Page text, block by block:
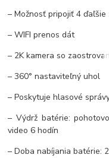
– Možnosť pripojiť 4 ďaľšie
– WIFI prenos dát
– 2K kamera so
– 360° nastaviteľný uhol
– Poskytuje hlasové
– Výdrž batérie:
video 6 hodín
– Doba nabíjania batérie: